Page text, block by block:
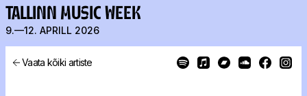
TALLINN MUSIC WEEK
9.—12. APRILL 2026
Vaata kõiki artiste